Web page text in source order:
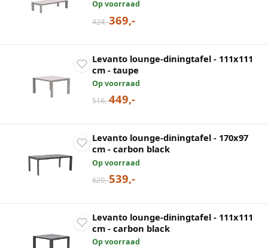
Op voorraad
424,-369,-
Levanto lounge-diningtafel - 111x111
cm - taupe
Op voorraad
516,-449,-
Levanto lounge-diningtafel - 170x97
cm - carbon black
Op voorraad
620,-539,-
Levanto lounge-diningtafel - 111x111
cm - carbon black
Op voorraad